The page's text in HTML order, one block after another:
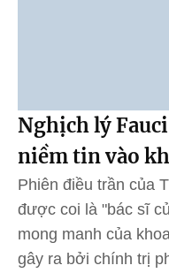
Nghịch lý
niềm tin vào
Phiên điều trần của
được coi là "bác sĩ
mong manh của
gây ra bởi chính trị